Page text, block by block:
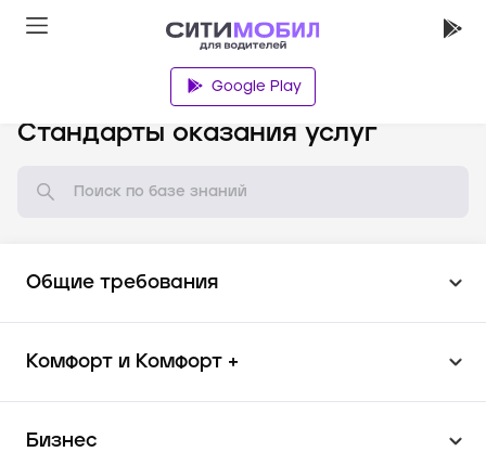
Google Play
Стандарты оказания услуг
Общие требования
Комфорт и Комфорт +
Бизнес